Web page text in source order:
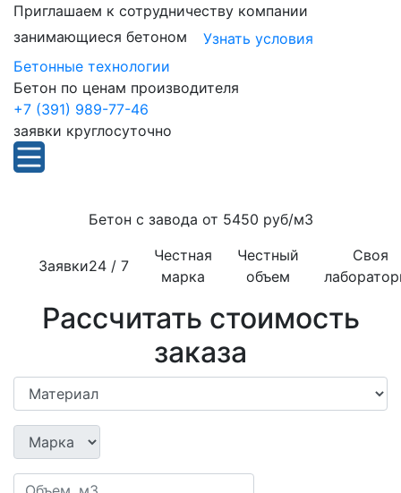
Приглашаем к сотрудничеству компании
занимающиеся бетоном
Узнать условия
Бетонные технологии
Бетон по ценам производителя
+7 (391) 989-77-46
заявки круглосуточно
Бетон с завода от 5450 руб/м3
Заявки24 / 7
Честная
марка
Честный
объем
Своя
Рассчитать стоимость
заказа